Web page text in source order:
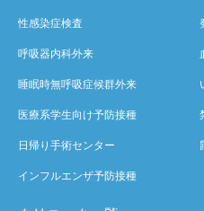
性感染症検査
呼吸器内科外来
睡眠時無呼吸症候群外来
医療系学生向け予防接種
日帰り手術センター
インフルエンザ予防接種